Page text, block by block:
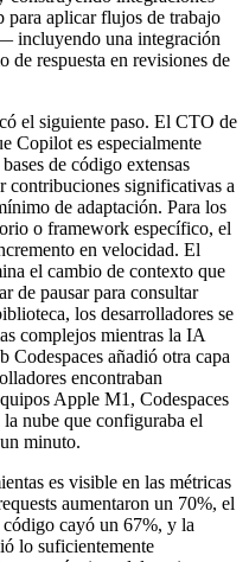
para aplicar flujos de trabajo
incluyendo una integración
de respuesta en revisiones de
el siguiente paso. El CTO de
Copilot es especialmente
de código extensas
contribuciones significativas a
de adaptación. Para los
o framework específico, el
en velocidad. El
el cambio de contexto que
de pausar para consultar
los desarrolladores se
complejos mientras la IA
añadió otra capa
encontraban
Apple M1, Codespaces
nube que configuraba el
minuto.
es visible en las métricas
aumentaron un 70%, el
código cayó un 67%, y la
lo suficientemente